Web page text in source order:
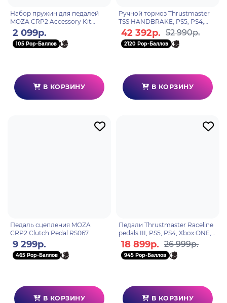
Набор пружин для педалей
MOZA CRP2 Accessory Kit
RS069
2 099р.
105 Pop-Баллов
В КОРЗИНУ
Ручной тормоз Thrustmaster
TSS HANDBRAKE, PS5, PS4,
Xbox ONE
42 392р. 52 990р.
2120 Pop-Баллов
В КОРЗИНУ
Педаль сцепления MOZA
CRP2 Clutch Pedal RS067
9 299р.
465 Pop-Баллов
В КОРЗИНУ
Педали Thrustmaster Raceline
pedals III, PS5, PS4, Xbox ONE,
PC
18 899р. 26 999р.
945 Pop-Баллов
В КОРЗИНУ